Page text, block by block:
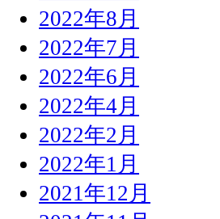
2022年8月
2022年7月
2022年6月
2022年4月
2022年2月
2022年1月
2021年12月